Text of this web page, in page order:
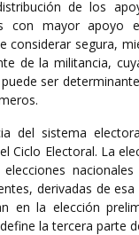
de los
con mayor
considerar segura,
de la militancia,
ser
del sistema
Ciclo Electoral. La
derivadas de
en la elección
la tercera parte